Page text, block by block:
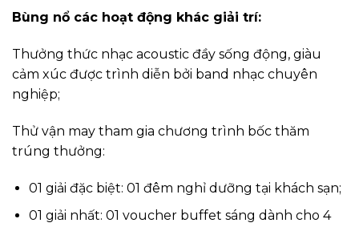
Bùng nổ các hoạt động khác giải trí:
Thưởng thức nhạc acoustic đầy sống động, giàu
cảm xúc được trình diễn bởi band nhạc chuyên
nghiệp;
Thử vận may tham gia chương trình bốc thăm
trúng thưởng:
01 giải đặc biệt: 01 đêm nghỉ dưỡng tại khách sạn;
01 giải nhất: 01 voucher buffet sáng dành cho 4